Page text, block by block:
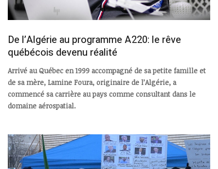
De l’Algérie au programme A220: le rêve
québécois devenu réalité
Arrivé au Québec en 1999 accompagné de sa petite famille et
de sa mère, Lamine Foura, originaire de l’Algérie, a
commencé sa carrière au pays comme consultant dans le
domaine aérospatial.